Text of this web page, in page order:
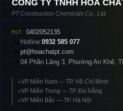
CÔNG TY TNHH HOÁ
PT Construction Chemicals Co., Ltd.
MST
0402052135
📞 Hotline:0932 585 077
pt@hoachatpt.com
📍 04 Phần Lăng 3, Phường An Khê,
▸VP Miền Nam — TP. Hồ Chí Minh
▸VP Miền Trung — TP. Đà Nẵng
▸VP Miền Bắc — TP. Hà Nội